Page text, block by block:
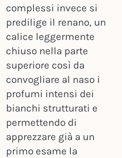
complessi invece si
predilige il renano, un
calice leggermente
chiuso nella parte
superiore così da
convogliare al naso i
profumi intensi dei
bianchi strutturati e
permettendo di
apprezzare già a un
primo esame la